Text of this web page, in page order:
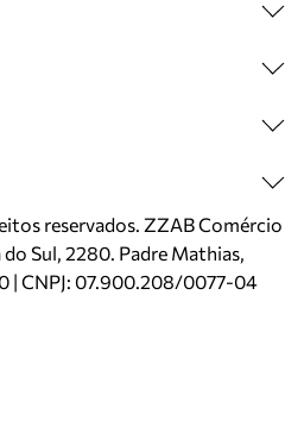
reservados. ZZAB Comércio
Sul, 2280. Padre Mathias,
| CNPJ: 07.900.208/0077-04